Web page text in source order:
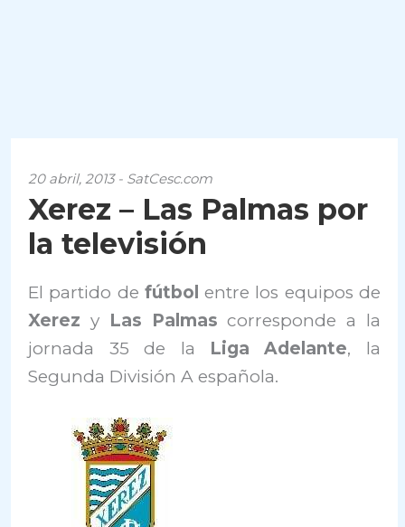
20 abril, 2013 - SatCesc.com
Xerez – Las Palmas por
la televisión
El partido de fútbol entre los equipos de
Xerez y Las Palmascorresponde a la
jornada 35 de la Liga Adelante, la
Segunda División A española.